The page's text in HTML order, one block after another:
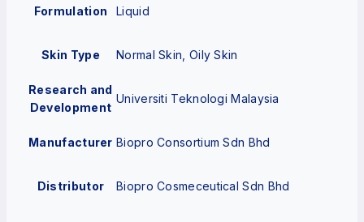
Formulation Liquid
Skin Type Normal Skin, Oily Skin
Research and
Development
Universiti Teknologi Malaysia
Manufacturer Biopro Consortium Sdn Bhd
Distributor Biopro Cosmeceutical Sdn Bhd